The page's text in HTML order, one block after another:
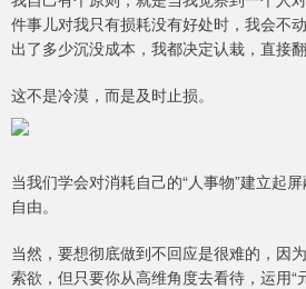
件事儿对我只有损耗没有好处时，我会不
出了多少沉没成本，我都决定认栽，直接翻
这不是冷漠，而是及时止损。
当我们学会对消耗自己的“人事物”建立起
自由。
当然，要想彻底做到不回应是很难的，因
索欲，但只要你从高维角度去看待，运用“